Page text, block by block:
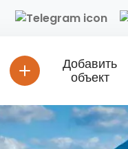
Добавить
объект